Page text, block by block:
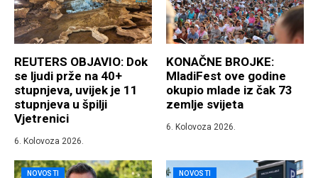
REUTERS OBJAVIO: Dok
se ljudi prže na 40+
stupnjeva, uvijek je 11
stupnjeva u špilji
Vjetrenici
6. Kolovoza 2026.
KONAČNE BROJKE:
MladiFest ove godine
okupio mlade iz čak 73
zemlje svijeta
6. Kolovoza 2026.
NOVOSTI NOVOSTI